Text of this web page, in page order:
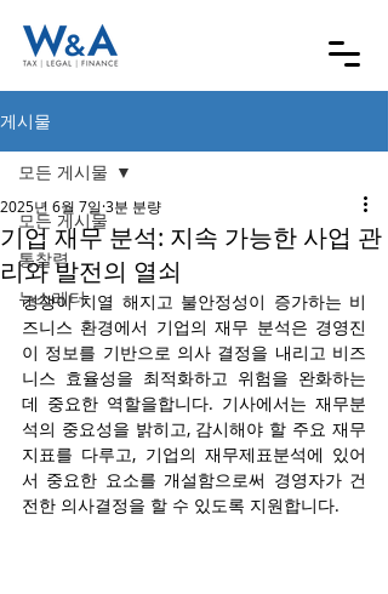
게시물
모든 게시물
통찰력
뉴스레터
모든 게시물
기업 재무 분석: 지속 가능한 사업 관
리와 발전의 열쇠
2025년 6월 7일 3분 분량
경쟁이 치열 해지고 불안정성이 증가하는 비
즈니스 환경에서 기업의 재무 분석은 경영진
이 정보를 기반으로 의사 결정을 내리고 비즈
니스 효율성을 최적화하고 위험을 완화하는
데 중요한 역할을합니다. 기사에서는 재무분
석의 중요성을 밝히고, 감시해야 할 주요 재무
지표를 다루고, 기업의 재무제표분석에 있어
서 중요한 요소를 개설함으로써 경영자가 건
전한 의사결정을 할 수 있도록 지원합니다.